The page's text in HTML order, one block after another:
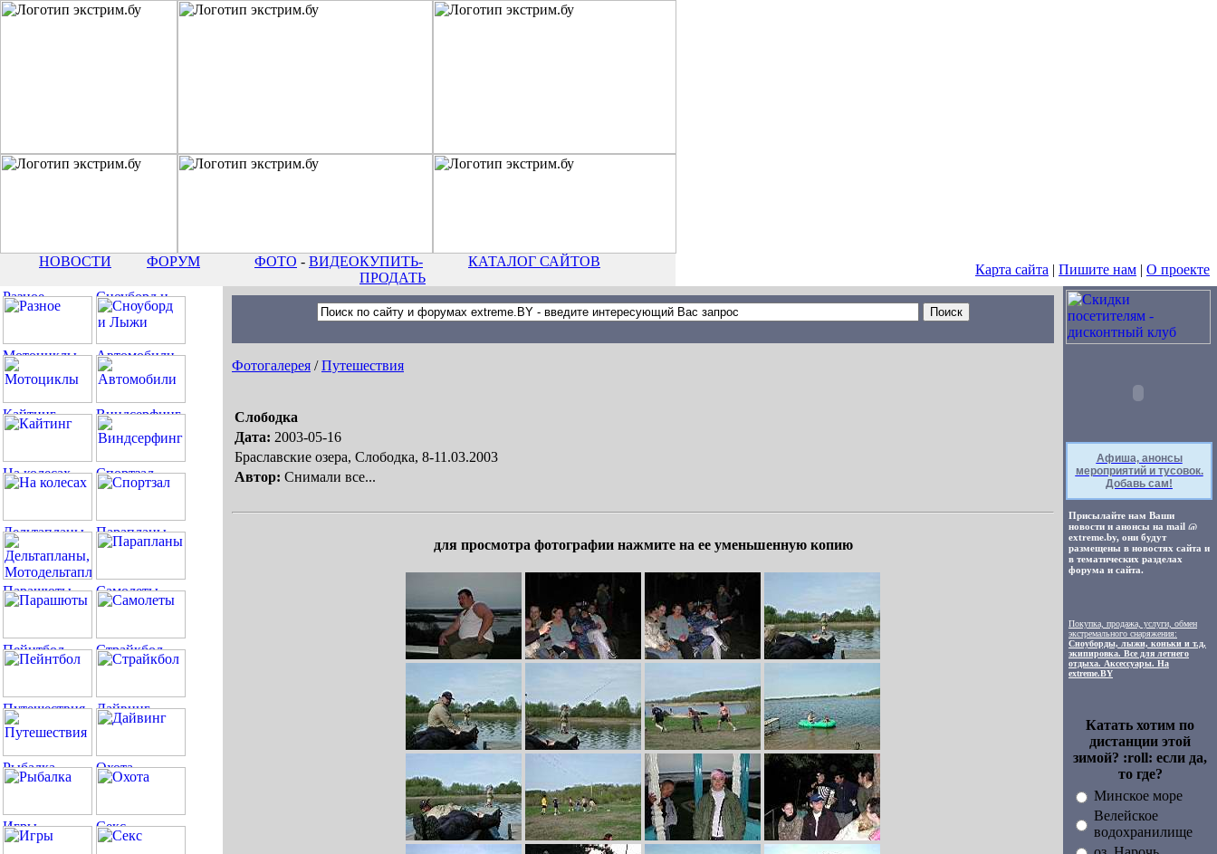
НОВОСТИ ФОРУМ ФОТО - ВИДЕОКУПИТЬ-
ПРОДАТЬ
КАТАЛОГ САЙТОВ
Карта сайта | Пишите нам | О проекте
Фотогалерея /Путешествия
Слободка
Дата: 2003-05-16
Браславские озера, Слободка, 8-11.03.2003
Автор: Снимали все...
для просмотра фотографии нажмите на ее уменьшенную копию
Афиша, анонсы
мероприятий и тусовок.
Добавь сам!
Присылайте нам Ваши
новости и анонсы на mail
extreme.by, они будут
размещены в новостях сайта и
в тематических разделах
форума и сайта.
Покупка, продажа, услуги, обмен
экстремального снаряжения:
Сноуборды, лыжи, коньки и т.д,
экипировка. Все для летнего
отдыха. Аксессуары. На
extreme.BY
Катать хотим по
дистанции этой
зимой? :roll: если да,
то где?
Минское море
Велейское
водохранилище